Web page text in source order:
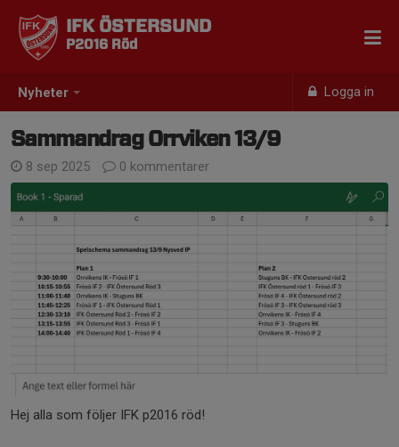
Nyheter Logga in
IFK ÖSTERSUND
P2016 Röd
Sammandrag Orrviken 13/9
8 sep 2025 0 kommentarer
Hej alla som följer IFK p2016 röd!